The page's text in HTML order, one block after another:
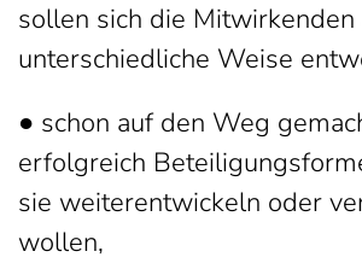
sollen sich die Mitwirkenden
unterschiedliche Weise
● schon auf den Weg
erfolgreich
sie weiterentwickeln oder
wollen,